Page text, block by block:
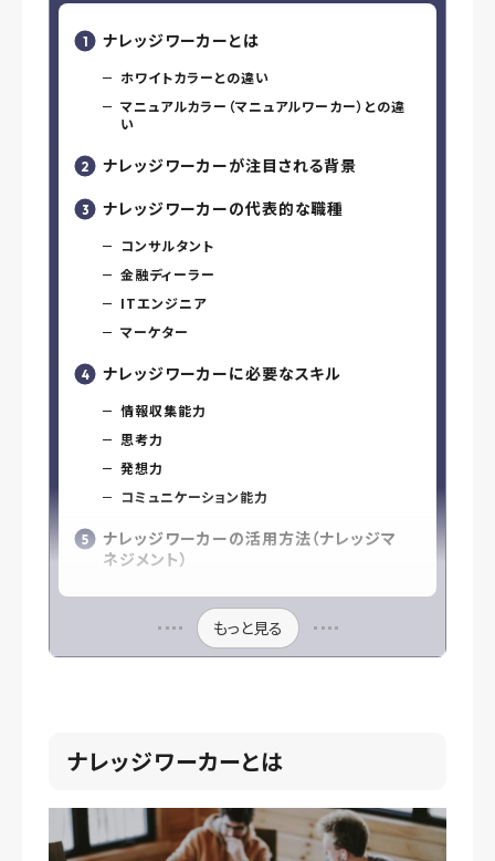
ナレッジワーカーとは
ホワイトカラーとの違い
マニュアルカラー（マニュアルワーカー）との違
い
ナレッジワーカーが注目される背景
ナレッジワーカーの代表的な職種
コンサルタント
金融ディーラー
ITエンジニア
マーケター
ナレッジワーカーに必要なスキル
情報収集能力
思考力
発想力
コミュニケーション能力
ナレッジワーカーの活用方法（ナレッジマ
ネジメント）
もっと見る
ナレッジワーカーとは